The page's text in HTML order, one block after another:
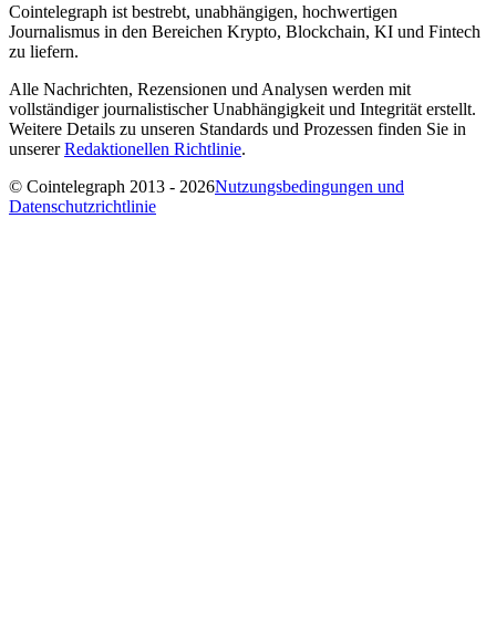
Cointelegraph ist bestrebt, unabhängigen, hochwertigen
Journalismus in den Bereichen Krypto, Blockchain, KI und Fintech
zu liefern.
Alle Nachrichten, Rezensionen und Analysen werden mit
vollständiger journalistischer Unabhängigkeit und Integrität erstellt.
Weitere Details zu unseren Standards und Prozessen finden Sie in
unsererRedaktionellen Richtlinie.
© Cointelegraph 2013 - 2026Nutzungsbedingungen und
Datenschutzrichtlinie